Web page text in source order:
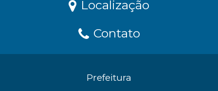
Localização
Contato
Prefeitura